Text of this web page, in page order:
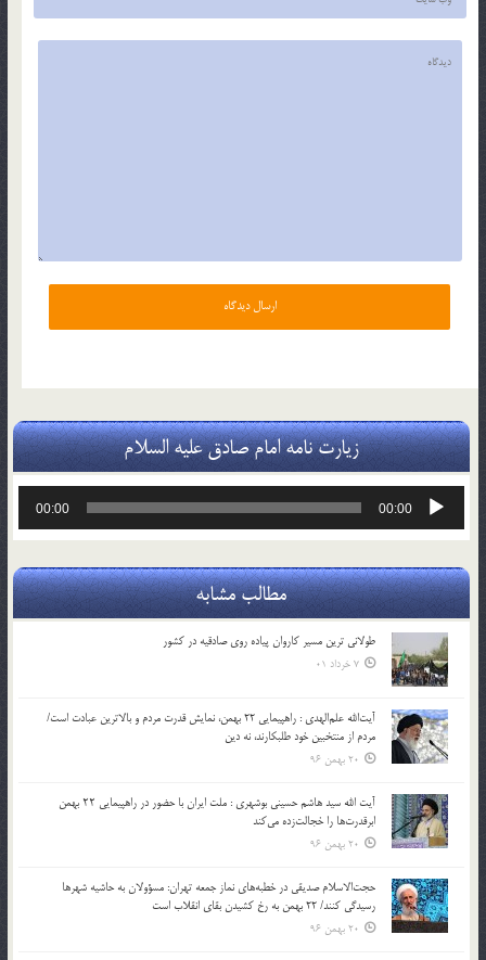
زیارت نامه امام صادق علیه السلام
پخش‌کننده
00:00
00:00
مطالب مشابه
طولانی ترین مسیر کاروان پیاده روی صادقیه در کشور
7 خرداد 01
آیت‌الله علم‌الهدی : راهپیمایی 22 بهمن، نمایش قدرت مردم و بالاترین عبادت است/
مردم از منتخبین خود طلبکارند، نه دین
20 بهمن 96
آیت الله سید هاشم حسینی بوشهری : ملت ایران با حضور در راهپیمایی ۲۲ بهمن
ابرقدرت‌ها را خجالت‌زده می‌کند
20 بهمن 96
حجت‌الاسلام صدیقی در خطبه‌های نماز جمعه تهران: مسؤولان به حاشیه شهرها
رسیدگی کنند/ 22 بهمن به رخ کشیدن بقای انقلاب است
20 بهمن 96